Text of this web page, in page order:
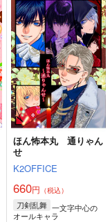
いっしょに遊ぼうよ！
臨時栗屋
787円（税込）
ソフィア・ヴァレンタイ
ン
サンプル
作品詳細
ほん怖本丸 通りゃん
せ
K2OFFICE
660円 （税込）
刀剣乱舞 一文字中心の
オールキャラ